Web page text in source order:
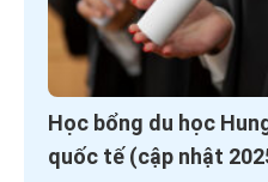
Học bổng du học
quốc tế (cập nhật